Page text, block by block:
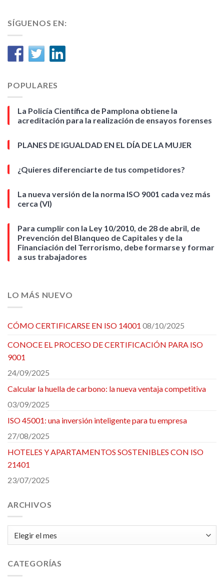
SÍGUENOS EN:
POPULARES
La Policía Científica de Pamplona obtiene la
acreditación para la realización de ensayos forenses
PLANES DE IGUALDAD EN EL DÍA DE LA MUJER
¿Quieres diferenciarte de tus competidores?
La nueva versión de la norma ISO 9001 cada vez más
cerca (VI)
Para cumplir con la Ley 10/2010, de 28 de abril, de
Prevención del Blanqueo de Capitales y de la
Financiación del Terrorismo, debe formarse y formar
a sus trabajadores
LO MÁS NUEVO
CÓMO CERTIFICARSE EN ISO 14001 08/10/2025
CONOCE EL PROCESO DE CERTIFICACIÓN PARA ISO
9001
24/09/2025
Calcular la huella de carbono: la nueva ventaja competitiva
03/09/2025
ISO 45001: una inversión inteligente para tu empresa
27/08/2025
HOTELES Y APARTAMENTOS SOSTENIBLES CON ISO
21401
23/07/2025
ARCHIVOS
CATEGORÍAS